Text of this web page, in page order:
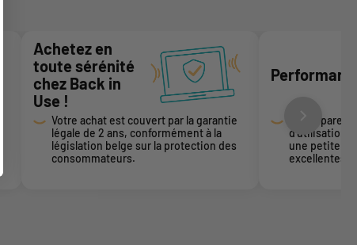
Achetez en
toute sérénité
chez Back in
Use !
Votre achat est couvert par la garantie
légale de 2 ans, conformément à la
législation belge sur la protection des
consommateurs.
Cet appareil
d’utilisation,
une petite
excellentes